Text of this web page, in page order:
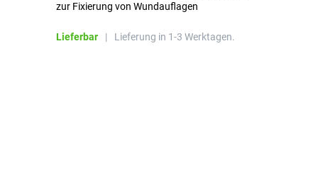
zur Fixierung von Wundauflagen
Lieferbar | Lieferung in 1-3 Werktagen.